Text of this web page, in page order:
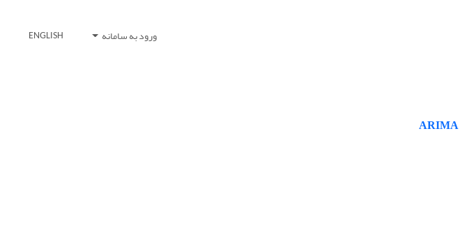
ورود به سامانه ENGLISH